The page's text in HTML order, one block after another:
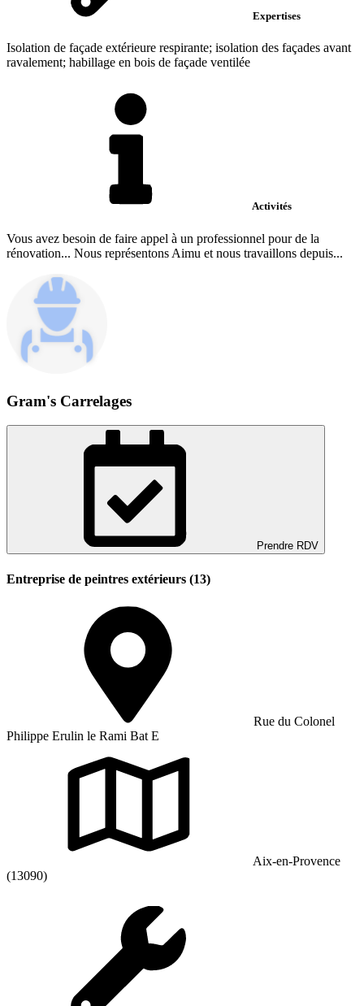
Expertises
Isolation de façade extérieure respirante; isolation des façades avant
ravalement; habillage en bois de façade ventilée
Activités
Vous avez besoin de faire appel à un professionnel pour de la
rénovation... Nous représentons Aimu et nous travaillons depuis...
Gram's Carrelages
Prendre RDV
Entreprise de peintres extérieurs (13)
Rue du Colonel
Philippe Erulin le Rami Bat E
Aix-en-Provence
(13090)